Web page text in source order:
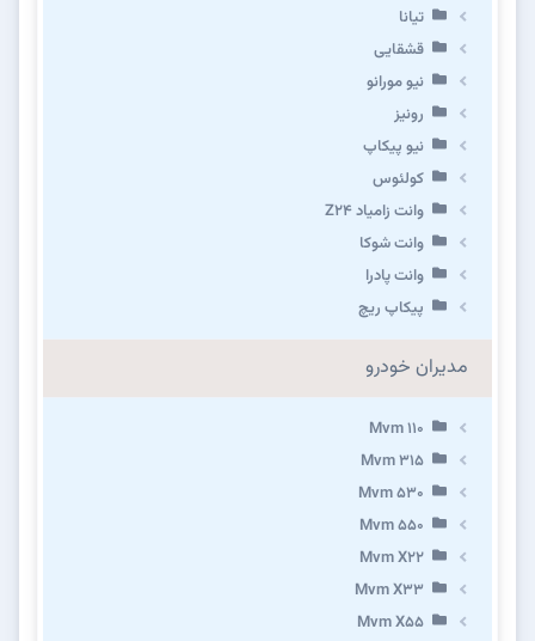
تیانا
قشقایی
نیو مورانو
رونیز
نیو پیکاپ
كولئوس
وانت زامیاد Z24
وانت شوکا
وانت پادرا
پیکاپ ریچ
مدیران خودرو
Mvm 110
Mvm 315
Mvm 530
Mvm 550
Mvm X22
Mvm X33
Mvm X55